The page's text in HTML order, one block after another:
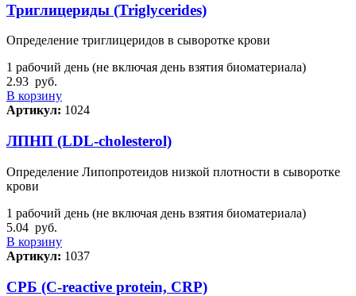
Триглицериды (Triglycerides)
Определение триглицеридов в сыворотке крови
1 рабочий день (не включая день взятия биоматериала)
2.93 руб.
В корзину
Артикул: 1024
ЛПНП (LDL-cholesterol)
Определение Липопротеидов низкой плотности в сыворотке
крови
1 рабочий день (не включая день взятия биоматериала)
5.04 руб.
В корзину
Артикул: 1037
СРБ (C-reactive protein, CRP)